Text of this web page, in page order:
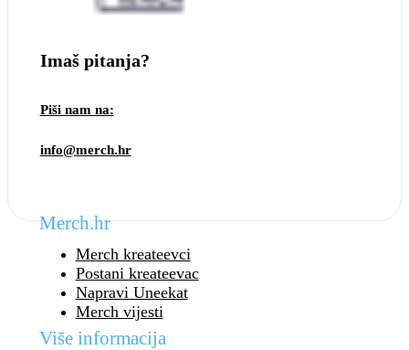
Imaš pitanja?
Piši nam na:
info@merch.hr
Merch.hr
Merch kreateevci
Postani kreateevac
Napravi Uneekat
Merch vijesti
Više informacija